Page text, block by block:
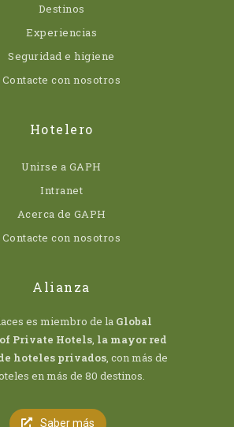
Destinos
Experiencias
Seguridad e higiene
Contacte con nosotros
Hotelero
Unirse a GAPH
Intranet
Acerca de GAPH
Contacte con nosotros
Alianza
es miembro de la Global
Private Hotels, la mayor red
hoteles privados, con más de
en más de 80 destinos.
Saber más